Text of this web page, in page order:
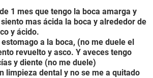
1 mes que tengo la boca amarga y
mas ácida la boca y alrededor de
y ácido.
a la boca, (no me duele el
revuelto y asco. Y aveces tengo
y diente (no me duele)
limpieza dental y no se me a quitado